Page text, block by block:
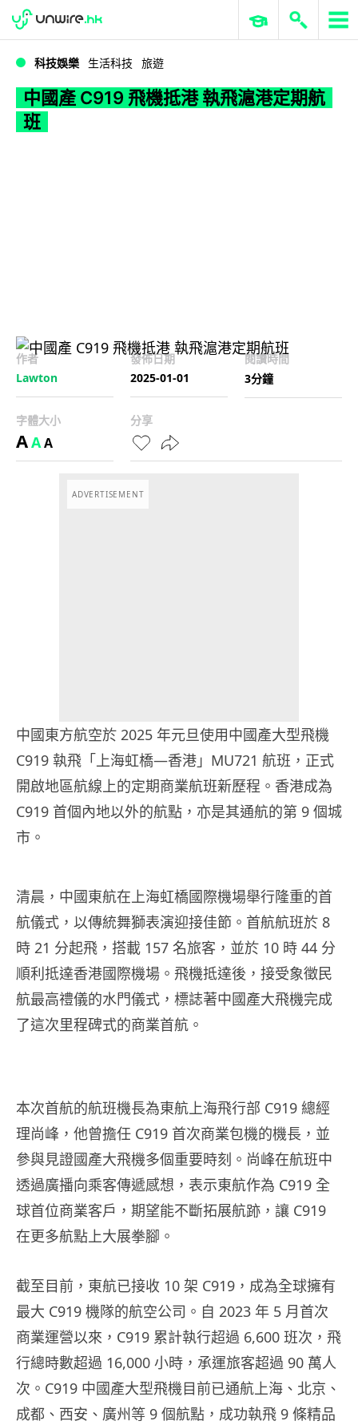
中國產 C919 飛機抵港 執飛滬港定期航班
WWDC 2026 ERP 與商業 AI
科技娛樂 生活科技 旅遊
中國產 C919 飛機抵港 執飛滬港定期航
班
作者
Lawton
發佈日期
2025-01-01
閱讀時間
3分鐘
字體大小
AAA
分享
ADVERTISEMENT
中國東方航空於 2025 年元旦使用中國產大型飛機
C919 執飛「上海虹橋—香港」MU721 航班，正式
開啟地區航線上的定期商業航班新歷程。香港成為
C919 首個內地以外的航點，亦是其通航的第 9 個城
市。
清晨，中國東航在上海虹橋國際機場舉行隆重的首
航儀式，以傳統舞獅表演迎接佳節。首航航班於 8
時 21 分起飛，搭載 157 名旅客，並於 10 時 44 分
順利抵達香港國際機場。飛機抵達後，接受象徵民
航最高禮儀的水門儀式，標誌著中國產大飛機完成
了這次里程碑式的商業首航。
本次首航的航班機長為東航上海飛行部 C919 總經
理尚峰，他曾擔任 C919 首次商業包機的機長，並
參與見證國產大飛機多個重要時刻。尚峰在航班中
透過廣播向乘客傳遞感想，表示東航作為 C919 全
球首位商業客戶，期望能不斷拓展航跡，讓 C919
在更多航點上大展拳腳。
截至目前，東航已接收 10 架 C919，成為全球擁有
最大 C919 機隊的航空公司。自 2023 年 5 月首次
商業運營以來，C919 累計執行超過 6,600 班次，飛
行總時數超過 16,000 小時，承運旅客超過 90 萬人
次。C919 中國產大型飛機目前已通航上海、北京、
成都、西安、廣州等 9 個航點，成功執飛 9 條精品